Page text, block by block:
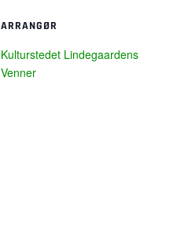
ARRANGØR
Kulturstedet Lindegaardens
Venner